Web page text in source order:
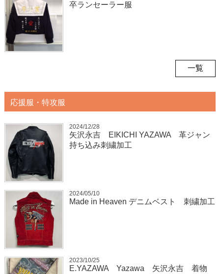
卒ランセーラー服
一覧
応援服・特攻服
2024/12/28
矢沢永吉 EIKICHI YAZAWA 革ジャン
持ち込み刺繍加工
2024/05/10
Made in Heaven デニムベスト 刺繍加工
2023/10/25
E.YAZAWA Yazawa 矢沢永吉 着物